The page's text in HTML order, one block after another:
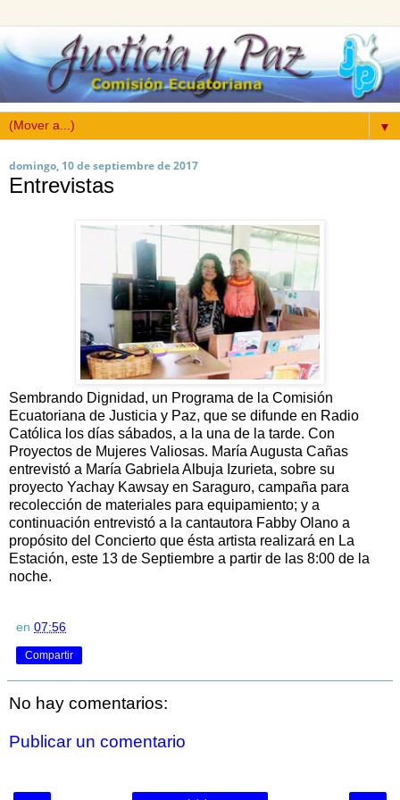
▼
domingo, 10 de septiembre de 2017
Entrevistas
Sembrando Dignidad, un Programa de la Comisión
Ecuatoriana de Justicia y Paz, que se difunde en Radio
Católica los días sábados, a la una de la tarde. Con
Proyectos de Mujeres Valiosas. María Augusta Cañas
entrevistó a María Gabriela Albuja Izurieta, sobre su
proyecto Yachay Kawsay en Saraguro, campaña para
recolección de materiales para equipamiento; y a
continuación entrevistó a la cantautora Fabby Olano a
propósito del Concierto que ésta artista realizará en La
Estación, este 13 de Septiembre a partir de las 8:00 de la
noche.
en 07:56
Compartir
No hay comentarios:
Publicar un comentario